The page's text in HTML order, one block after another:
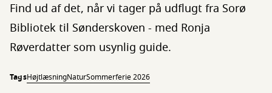
Find ud af det, når vi tager på udflugt fra Sorø
Bibliotek til Sønderskoven - med Ronja
Røverdatter som usynlig guide.
TagsHøjtlæsningNaturSommerferie 2026